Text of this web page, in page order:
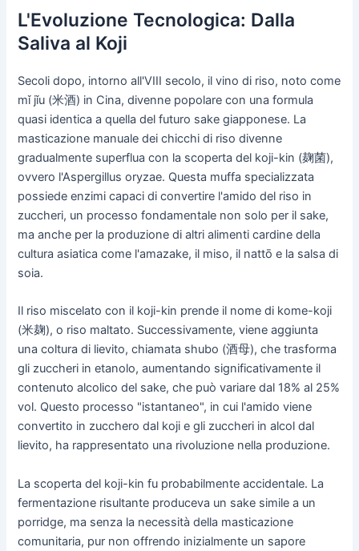
L'Evoluzione Tecnologica: Dalla
Saliva al Koji
Secoli dopo, intorno all'VIII secolo, il vino di riso, noto come
mǐ jǐu (米酒) in Cina, divenne popolare con una formula
quasi identica a quella del futuro sake giapponese. La
masticazione manuale dei chicchi di riso divenne
gradualmente superflua con la scoperta del koji-kin (麹菌),
ovvero l'Aspergillus oryzae. Questa muffa specializzata
possiede enzimi capaci di convertire l'amido del riso in
zuccheri, un processo fondamentale non solo per il sake,
ma anche per la produzione di altri alimenti cardine della
cultura asiatica come l'amazake, il miso, il nattō e la salsa di
soia.
Il riso miscelato con il koji-kin prende il nome di kome-koji
(米麹), o riso maltato. Successivamente, viene aggiunta
una coltura di lievito, chiamata shubo (酒母), che trasforma
gli zuccheri in etanolo, aumentando significativamente il
contenuto alcolico del sake, che può variare dal 18% al 25%
vol. Questo processo "istantaneo", in cui l'amido viene
convertito in zucchero dal koji e gli zuccheri in alcol dal
lievito, ha rappresentato una rivoluzione nella produzione.
La scoperta del koji-kin fu probabilmente accidentale. La
fermentazione risultante produceva un sake simile a un
porridge, ma senza la necessità della masticazione
comunitaria, pur non offrendo inizialmente un sapore